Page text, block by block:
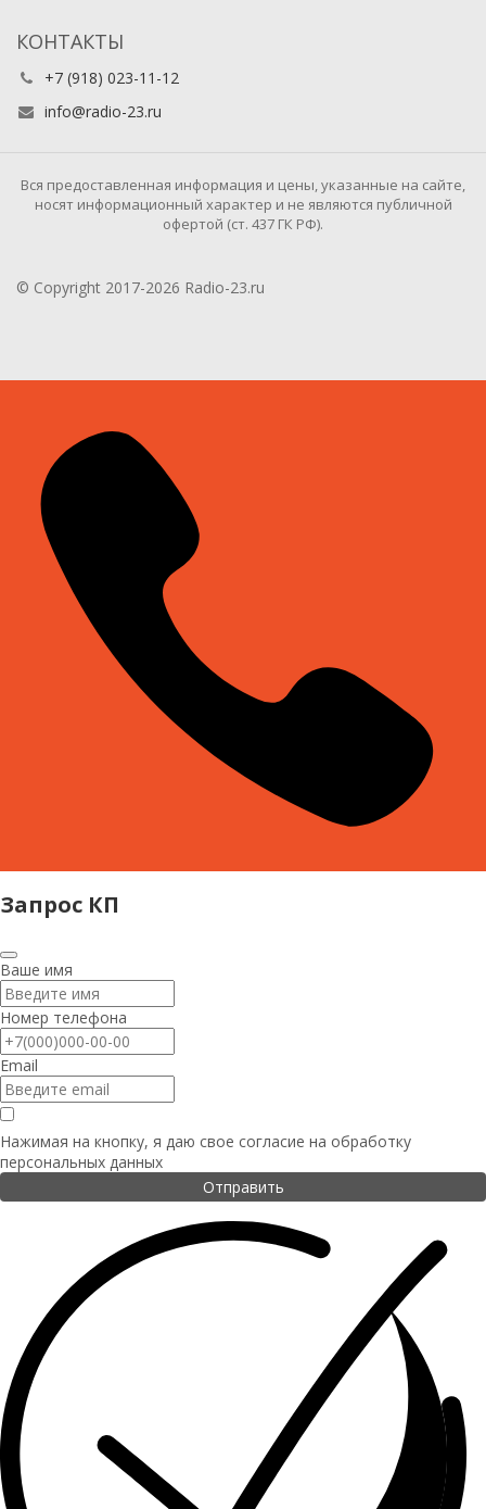
КОНТАКТЫ
+7 (918) 023-11-12
info@radio-23.ru
Вся предоставленная информация и цены, указанные на сайте,
носят информационный характер и не являются публичной
офертой (ст. 437 ГК РФ).
© Copyright 2017-2026 Radio-23.ru
Запрос КП
Ваше имя
Номер телефона
Email
Нажимая на кнопку, я даю свое согласие на обработку
персональных данных
Отправить